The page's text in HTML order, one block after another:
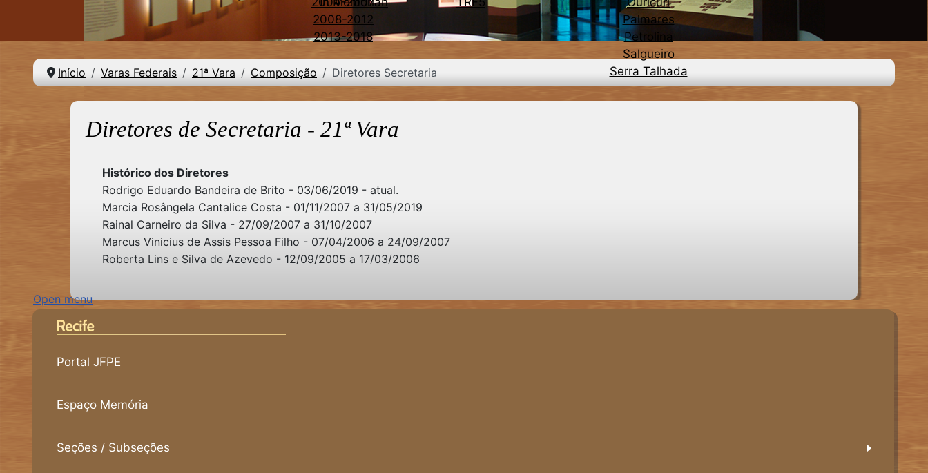
2008-2012
2013-2018
Palmares
Petrolina
Salgueiro
Serra Talhada
Open menu
Portal JFPE
Espaço Memória
Seções / Subseções
Início Varas Federais 21ª Vara Composição Diretores Secretaria
Diretores de Secretaria - 21ª Vara
Histórico dos Diretores
Rodrigo Eduardo Bandeira de Brito - 03/06/2019 - atual.
Marcia Rosângela Cantalice Costa - 01/11/2007 a 31/05/2019
Rainal Carneiro da Silva - 27/09/2007 a 31/10/2007
Marcus Vinicius de Assis Pessoa Filho - 07/04/2006 a 24/09/2007
Roberta Lins e Silva de Azevedo - 12/09/2005 a 17/03/2006